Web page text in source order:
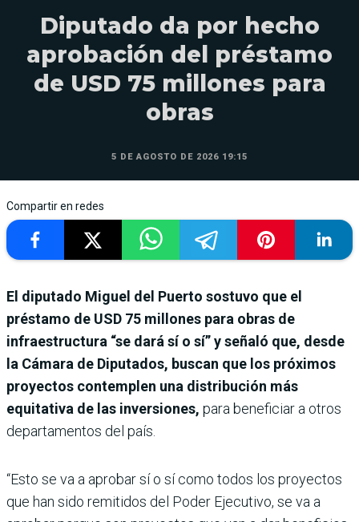
Diputado da por hecho
aprobación del préstamo
de USD 75 millones para
obras
5 DE AGOSTO DE 2026 19:15
Compartir en redes
El diputado Miguel del Puerto sostuvo que el
préstamo de USD 75 millones para obras de
infraestructura “se dará sí o sí” y señaló que, desde
la Cámara de Diputados, buscan que los próximos
proyectos contemplen una distribución más
equitativa de las inversiones, para beneficiar a otros
departamentos del país.
“Esto se va a aprobar sí o sí como todos los proyectos
que han sido remitidos del Poder Ejecutivo, se va a